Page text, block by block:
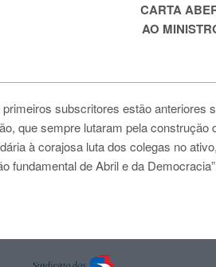
CARTA
AO
primeiros subscritores estão anteriores
que sempre lutaram pela
à corajosa luta dos colegas no
fundamental de Abril e da